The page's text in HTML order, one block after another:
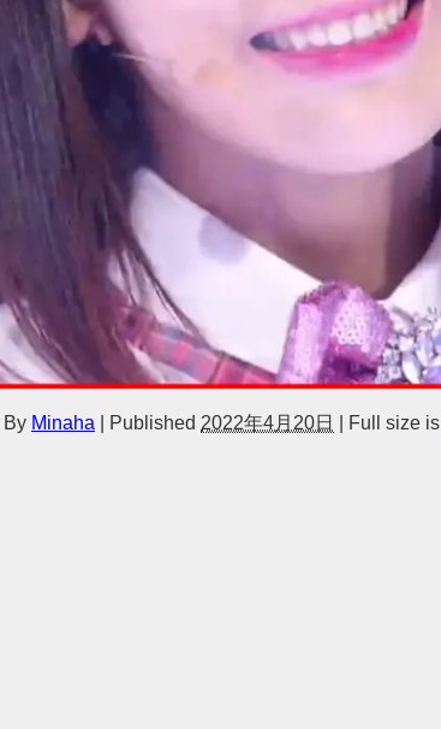
By Minaha Published 2022年4月20日 Full size is